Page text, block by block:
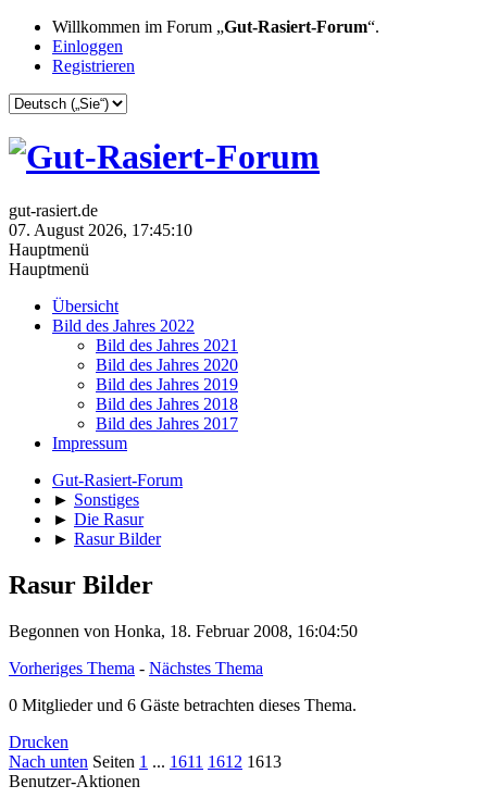
Willkommen im Forum „Gut-Rasiert-Forum“.
Einloggen
Registrieren
gut-rasiert.de
07. August 2026, 17:45:10
Hauptmenü
Hauptmenü
Übersicht
Bild des Jahres 2022
Bild des Jahres 2021
Bild des Jahres 2020
Bild des Jahres 2019
Bild des Jahres 2018
Bild des Jahres 2017
Impressum
Gut-Rasiert-Forum
► Sonstiges
► Die Rasur
► Rasur Bilder
Rasur Bilder
Begonnen von Honka, 18. Februar 2008, 16:04:50
Vorheriges Thema - Nächstes Thema
0 Mitglieder und 6 Gäste betrachten dieses Thema.
Drucken
Nach unten Seiten 1 ... 1611 1612 1613
Benutzer-Aktionen